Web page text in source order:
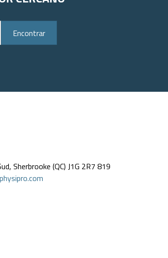
Encontrar
Sherbrooke (QC) J1G 2R7 819